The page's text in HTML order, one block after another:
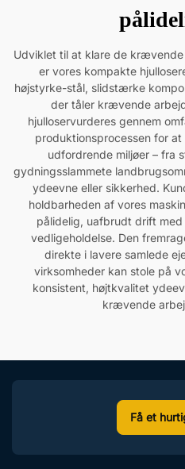
Udviklet til at klare de
er vores kompakte
højstyrke-stål, slidstærke
der tåler krævende
hjulloservurderes gennem
produktionsprocessen for
udfordrende miljøer – fra
gydningsslammete
ydeevne eller sikkerhed.
holdbarheden af vores
pålidelig, uafbrudt drift
vedligeholdelse. Den
direkte i lavere samlede
virksomheder kan stole på
konsistent, højtkvalitet
krævende
Få et